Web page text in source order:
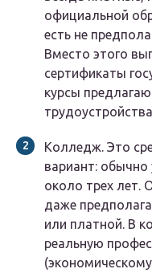
официальной
есть не
Вместо этого
сертификаты
курсы
Колледж. Это
вариант: обычно
около трех лет.
даже
или платной. В
реальную